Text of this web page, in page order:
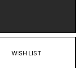
WISH LIST